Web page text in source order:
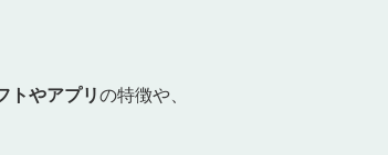
トやアプリの特徴や、